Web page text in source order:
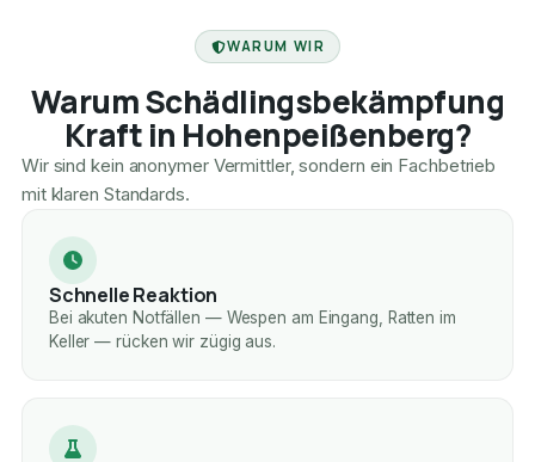
WARUM WIR
Warum Schädlingsbekämpfung
Kraft in Hohenpeißenberg?
Wir sind kein anonymer Vermittler, sondern ein Fachbetrieb
mit klaren Standards.
Schnelle Reaktion
Bei akuten Notfällen — Wespen am Eingang, Ratten im
Keller — rücken wir zügig aus.